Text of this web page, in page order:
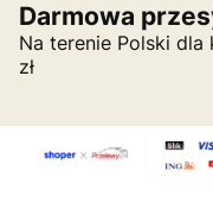
Darmowa
Na terenie Polski
zł